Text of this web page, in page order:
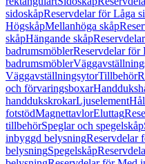
sidoskåpReservdelar för Låga
HögskåpMellanhöga skåp
skåpHängande skåp
badrumsmöblerReservdelar för
badrumsmöbler
VäggavställningsytorTillbehör
och förvaringsboxar
handdukskrokarLjuselement
fotstödMagnettavlorEluttag
tillbehörSpeglar och spegelskåp
inbyggd belysningReservdelar
belysningSpegelskåp